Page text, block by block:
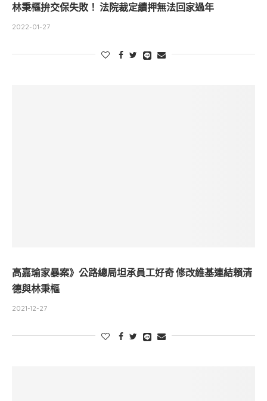
林秉樞拚交保失敗！ 法院裁定續押無法回家過年
2022-01-27
高嘉瑜家暴案》公路總局坦承員工好奇 修改維基連結賴清
德與林秉樞
2021-12-27